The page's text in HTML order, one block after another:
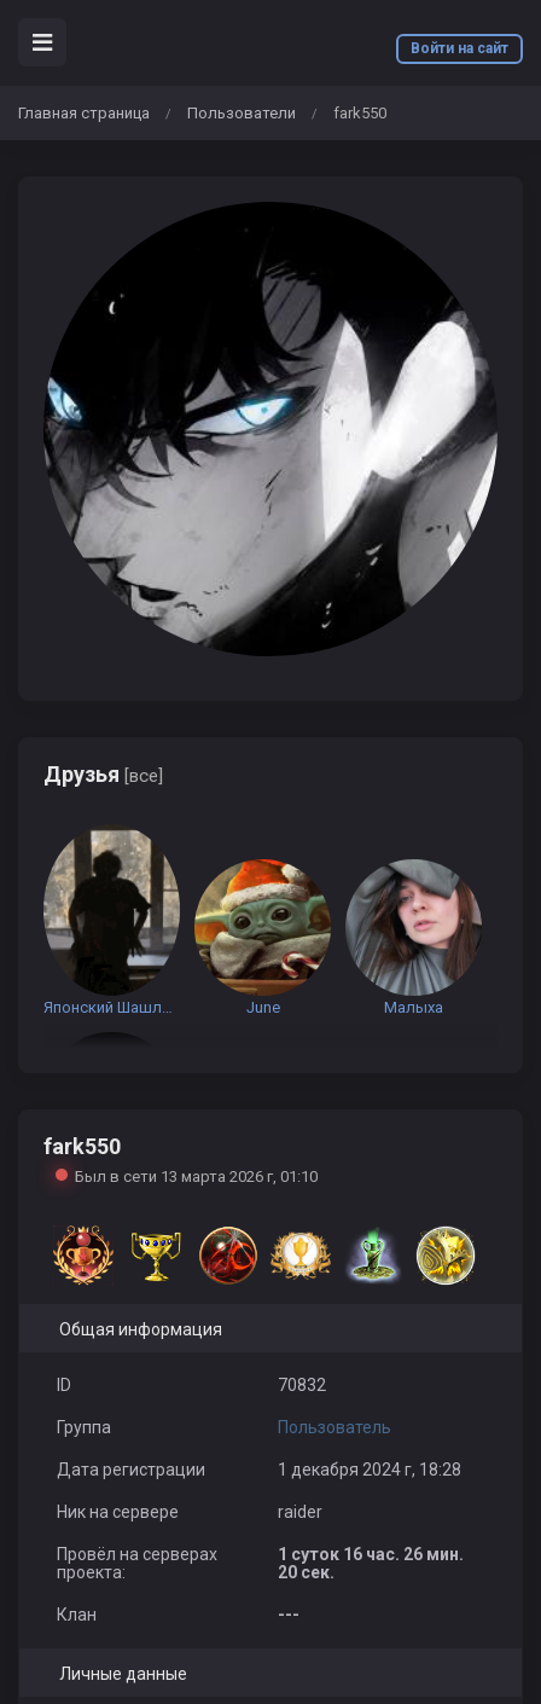
Войти на сайт
Главная страница / Пользователи / fark550
Друзья [все]
June Малыха
Pharaonh
fark550
Был в сети 13 марта 2026 г, 01:10
Общая информация
ID 70832
Группа Пользователь
Дата регистрации 1 декабря 2024 г, 18:28
Ник на сервере raider
Провёл на серверах
проекта:
1 суток 16 час. 26 мин.
20 сек.
Клан ---
Личные данные